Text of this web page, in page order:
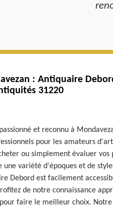
: Antiquaire
31220
et reconnu à
pour les amateurs
ou simplement évaluer
une variété d'époques et de
Debord est facilement
de notre connaissance
faire le meilleur choix.